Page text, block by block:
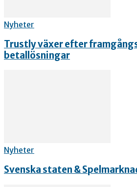
Nyheter
Trustly växer efter
betallösningar
Nyheter
Svenska staten &